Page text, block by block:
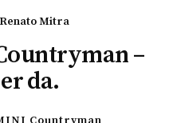
Renato Mitra
–
da.